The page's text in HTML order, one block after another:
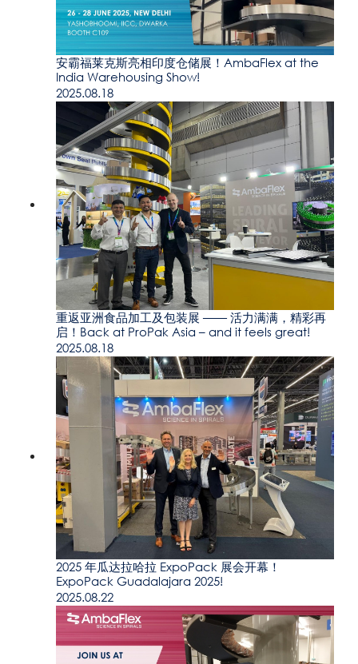
安霸福莱克斯亮相印度仓储展！AmbaFlex at the
India Warehousing Show!
2025.08.18
重返亚洲食品加工及包装展 —— 活力满满，精彩再
启！Back at ProPak Asia – and it feels great!
2025.08.18
2025 年瓜达拉哈拉 ExpoPack 展会开幕！
ExpoPack Guadalajara 2025!
2025.08.22